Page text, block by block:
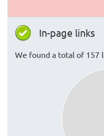
In-page links
We found a total of 157